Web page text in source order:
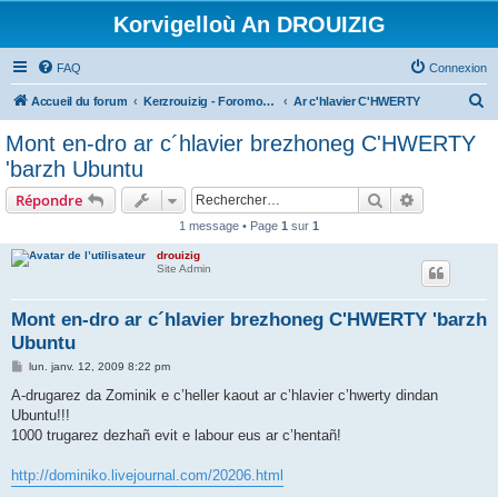
Korvigelloù An DROUIZIG
FAQ Connexion
Accueil du forum Kerzrouizig - Foromoù An Drouizig Ar c'hlavier C'HWERTY
Mont en-dro ar c´hlavier brezhoneg C'HWERTY
'barzh Ubuntu
Répondre Rechercher
1 message • Page 1 sur 1
drouizig
Site Admin
Mont en-dro ar c´hlavier brezhoneg C'HWERTY 'barzh
Ubuntu
M
s
a
g
lun. janv. 12, 2009 8:22 pm
A-drugarez da Zominik e c’heller kaout ar c’hlavier c’hwerty dindan
Ubuntu!!!
1000 trugarez dezhañ evit e labour eus ar c’hentañ!
http://dominiko.livejournal.com/20206.html